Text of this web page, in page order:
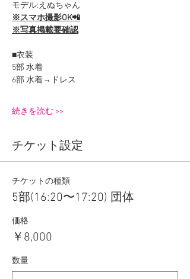
モデル:えぬちゃん
※スマホ撮影OK📲
※写真掲載要確認
■衣装
5部 水着
6部 水着→ドレス
続きを読む >>
チケット設定
チケットの種類
5部(16:20〜17:20) 団体
価格
￥8,000
数量